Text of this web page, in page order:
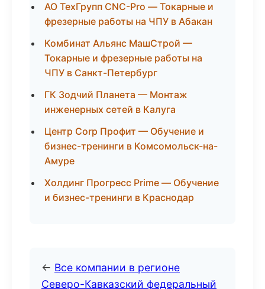
АО ТехГрупп CNC-Pro — Токарные и
фрезерные работы на ЧПУ в Абакан
Комбинат Альянс МашСтрой —
Токарные и фрезерные работы на
ЧПУ в Санкт-Петербург
ГК Зодчий Планета — Монтаж
инженерных сетей в Калуга
Центр Corp Профит — Обучение и
бизнес-тренинги в Комсомольск-на-
Амуре
Холдинг Прогресс Prime — Обучение
и бизнес-тренинги в Краснодар
← Все компании в регионе
Северо-Кавказский федеральный